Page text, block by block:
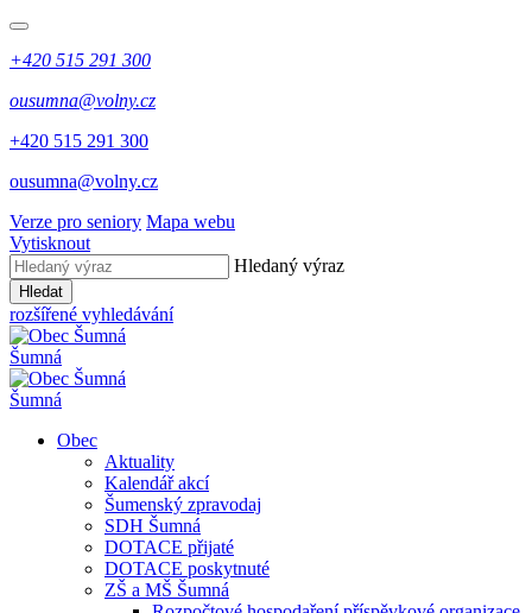
+420 515 291 300
ousumna@volny.cz
+420 515 291 300
ousumna@volny.cz
Verze pro seniory Mapa webu
Vytisknout
Hledaný výraz
Hledat
rozšířené vyhledávání
Šumná
Šumná
Obec
Aktuality
Kalendář akcí
Šumenský zpravodaj
SDH Šumná
DOTACE přijaté
DOTACE poskytnuté
ZŠ a MŠ Šumná